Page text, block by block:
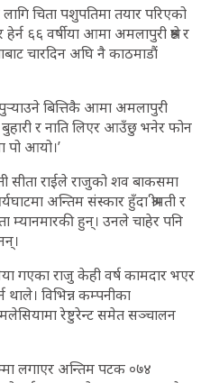
चिता पशुपतिमा तयार परिएको
६६ वर्षीया आमा अमलापुरी श्रेष्ठ र
चारदिन अघि नै काठमाडौं
बित्तिकै आमा अमलापुरी
र नाति लिएर आउँछु भनेर फोन
पो आयो।’
सीता राईले राजुको शव बाकसमा
अन्तिम संस्कार हुँदा श्रीमती र
हुन्। उनले चाहेर पनि
गएका राजु केही वर्ष कामदार भएर
विभिन्न कम्पनीका
मलेसियामा रेष्टुरेन्ट समेत सञ्चालन
लगाएर अन्तिम पटक ०७४